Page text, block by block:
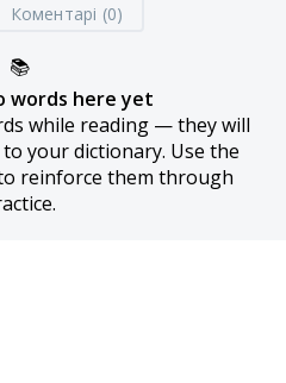
Коментарі (0)
📚
words here yet
while reading — they will
your dictionary. Use the
reinforce them through